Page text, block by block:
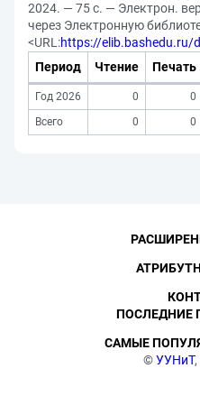
2024. — 75 с. — Электрон.
через Электронную
<URL:https://elib.bashedu.ru/
Период
Чтение Печать
Год 2026 0 0
Всего
0 0
©УУНиТ,
ПОСЛЕДНИЕ
САМЫЕ